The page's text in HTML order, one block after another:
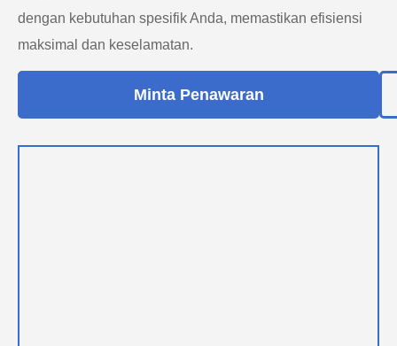
dengan kebutuhan spesifik Anda, memastikan efisiensi
maksimal dan keselamatan.
Minta Penawaran